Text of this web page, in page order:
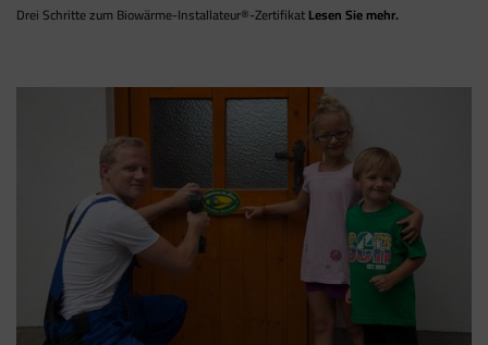
Drei Schritte zum Biowärme-Installateur®-ZertifikatLesen Sie mehr.